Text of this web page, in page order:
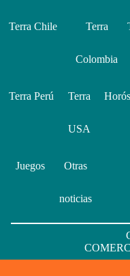
Terra Chile Terra
Colombia
Terra Perú Terra
USA
Juegos Otras
noticias